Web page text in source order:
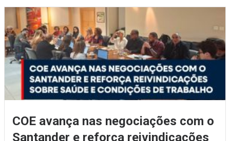
COE avança nas negociações com o
Santander e reforça reivindicações